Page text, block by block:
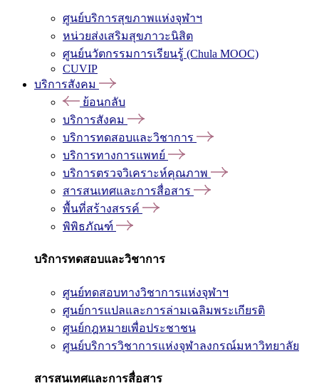
ศูนย์บริการสุขภาพแห่งจุฬาฯ
หน่วยส่งเสริมสุขภาวะนิสิต
ศูนย์นวัตกรรมการเรียนรู้ (Chula MOOC)
CUVIP
บริการสังคม
ย้อนกลับ
บริการสังคม
บริการทดสอบและวิชาการ
บริการทางการแพทย์
บริการตรวจวิเคราะห์คุณภาพ
สารสนเทศและการสื่อสาร
พื้นที่สร้างสรรค์
พิพิธภัณฑ์
บริการทดสอบและวิชาการ
ศูนย์ทดสอบทางวิชาการแห่งจุฬาฯ
ศูนย์การแปลและการล่ามเฉลิมพระเกียรติ
ศูนย์กฎหมายเพื่อประชาชน
ศูนย์บริการวิชาการแห่งจุฬาลงกรณ์มหาวิทยาลัย
สารสนเทศและการสื่อสาร